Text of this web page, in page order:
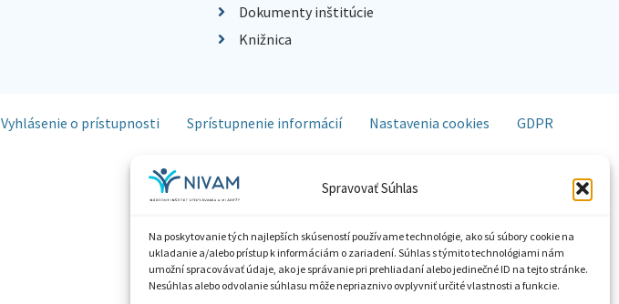
Spravovať Súhlas
Na poskytovanie tých najlepších skúseností používame technológie, ako sú súbory cookie na
ukladanie a/alebo prístup k informáciám o zariadení. Súhlas s týmito technológiami nám
umožní spracovávať údaje, ako je správanie pri prehliadaní alebo jedinečné ID na tejto stránke.
Nesúhlas alebo odvolanie súhlasu môže nepriaznivo ovplyvniť určité vlastnosti a funkcie.
Dokumenty inštitúcie
Knižnica
Vyhlásenie o prístupnosti Sprístupnenie informácií Nastavenia cookies GDPR